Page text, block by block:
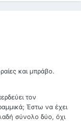
και μπράβο.
τον
Έστω να έχει
σύνολο δύο, όχι